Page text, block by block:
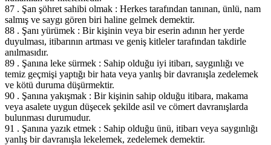
87 . Şan şöhret sahibi olmak : Herkes tarafından tanınan, ünlü, nam
salmış ve saygı gören biri haline gelmek demektir.
88 . Şanı yürümek : Bir kişinin veya bir eserin adının her yerde
duyulması, itibarının artması ve geniş kitleler tarafından takdirle
anılmasıdır.
89 . Şanına leke sürmek : Sahip olduğu iyi itibarı, saygınlığı ve
temiz geçmişi yaptığı bir hata veya yanlış bir davranışla zedelemek
ve kötü duruma düşürmektir.
90 . Şanına yakışmak : Bir kişinin sahip olduğu itibara, makama
veya asalete uygun düşecek şekilde asil ve cömert davranışlarda
bulunması durumudur.
91 . Şanına yazık etmek : Sahip olduğu ünü, itibarı veya saygınlığı
yanlış bir davranışla lekelemek, zedelemek demektir.